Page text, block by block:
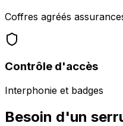
Coffres agréés
Contrôle d'accès
Interphonie et badges
Besoin d'un